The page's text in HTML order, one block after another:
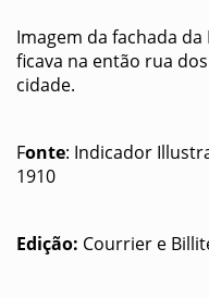
Imagem da fachada
ficava na então rua
cidade.
Fonte: Indicador
1910
Edição: Courrier e